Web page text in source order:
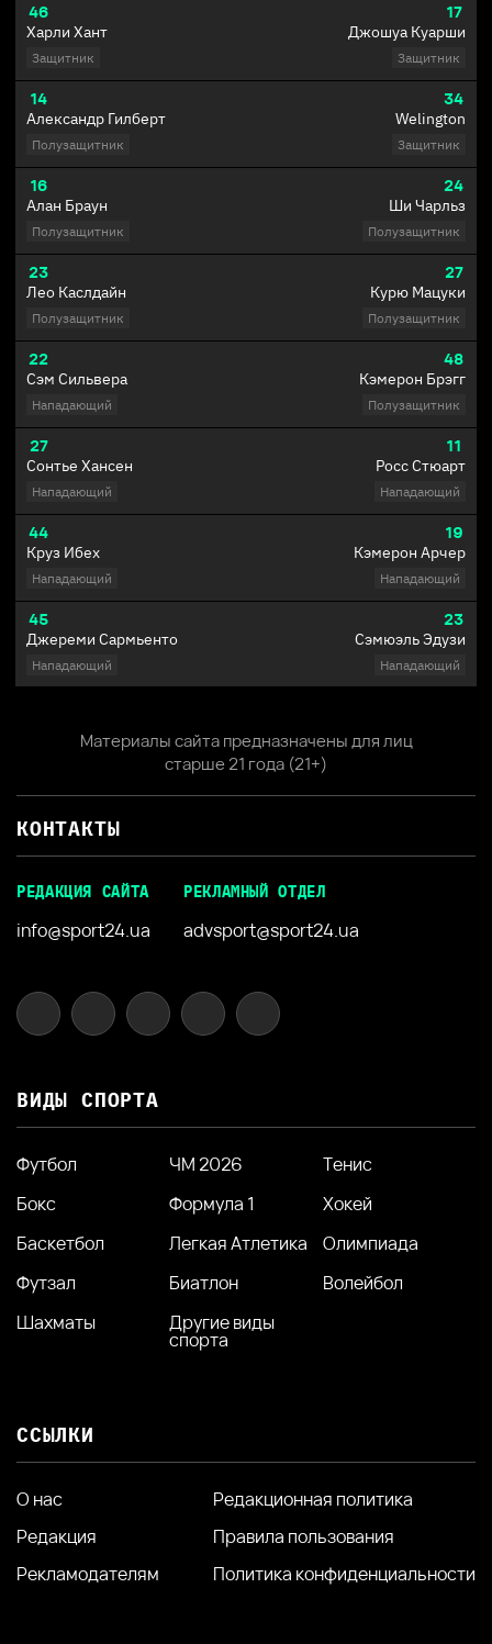
46
Харли Хант
Защитник
14
Александр Гилберт
Полузащитник
16
Алан Браун
Полузащитник
23
Лео Каслдайн
Полузащитник
22
Сэм Сильвера
Нападающий
27
Сонтье Хансен
Нападающий
44
Круз Ибех
Нападающий
45
Джереми Сармьенто
Нападающий
17
Джошуа Куарши
Защитник
34
Welington
Защитник
24
Ши Чарльз
Полузащитник
27
Курю Мацуки
Полузащитник
48
Кэмерон Брэгг
Полузащитник
11
Росс Стюарт
Нападающий
19
Кэмерон Арчер
Нападающий
23
Сэмюэль Эдузи
Нападающий
Материалы сайта предназначены для лиц
старше 21 года (21+)
КОНТАКТЫ
РЕДАКЦИЯ САЙТА
info@sport24.ua
РЕКЛАМНЫЙ ОТДЕЛ
advsport@sport24.ua
ВИДЫ СПОРТА
Футбол ЧМ 2026
Тенис
Бокс
Формула 1
Хокей
Баскетбол
Легкая Атлетика
Олимпиада
Футзал
Биатлон
Волейбол
Шахматы
Другие виды
спорта
ССЫЛКИ
О нас
Редакция
Рекламодателям
Редакционная политика
Правила пользования
Политика конфиденциальности